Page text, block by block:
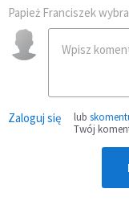
Papież Franciszek
Zaloguj się lub
Twój